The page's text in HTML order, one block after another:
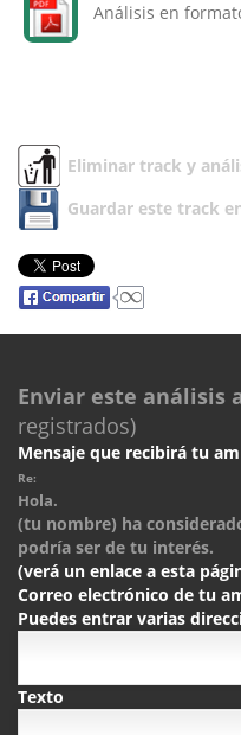
Análisis en
Eliminar track y
Guardar este track
Enviar este análisis
registrados)
Mensaje que recibirá tu
Re:
Hola.
(tu nombre) ha
podría ser de tu interés.
(verá un enlace a esta
Correo electrónico de tu
Puedes entrar varias
Texto